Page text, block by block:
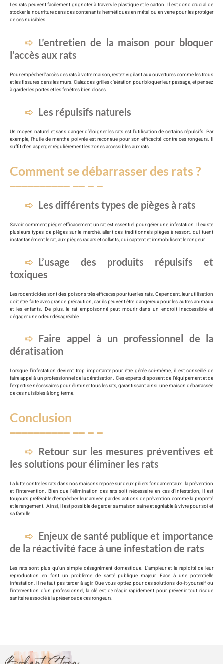
Les rats peuvent facilement grignoter à travers le plastique et le carton. Il est donc crucial de
stocker la nourriture dans des contenants hermétiques en métal ou en verre pour les protéger
de ces nuisibles.
L’entretien de la maison pour bloquer
l’accès aux rats
Pour empêcher l’accès des rats à votre maison, restez vigilant aux ouvertures comme les trous
et les fissures dans les murs. Calez des grilles d’aération pour bloquer leur passage, et pensez
à garder les portes et les fenêtres bien closes.
Les répulsifs naturels
Un moyen naturel et sans danger d’éloigner les rats est l’utilisation de certains répulsifs. Par
exemple, l’huile de menthe poivrée est reconnue pour son efficacité contre ces rongeurs. Il
suffit d’en asperger régulièrement les zones accessibles aux rats.
Comment se débarrasser des rats ?
Les différents types de pièges à rats
Savoir comment piéger efficacement un rat est essentiel pour gérer une infestation. Il existe
plusieurs types de pièges sur le marché, allant des traditionnels pièges à ressort, qui tuent
instantanément le rat, aux pièges radars et collants, qui captent et immobilisent le rongeur.
L’usage des produits répulsifs et
toxiques
Les rodenticides sont des poisons très efficaces pour tuer les rats. Cependant, leur utilisation
doit être faite avec grande précaution, car ils peuvent être dangereux pour les autres animaux
et les enfants. De plus, le rat empoisonné peut mourir dans un endroit inaccessible et
dégager une odeur désagréable.
Faire appel à un professionnel de la
dératisation
Lorsque l’infestation devient trop importante pour être gérée soi-même, il est conseillé de
faire appel à un professionnel de la dératisation. Ces experts disposent de l’équipement et de
l’expertise nécessaires pour éliminer tous les rats, garantissant ainsi une maison débarrassée
de ces nuisibles à long terme.
Conclusion
Retour sur les mesures préventives et
les solutions pour éliminer les rats
La lutte contre les rats dans nos maisons repose sur deux piliers fondamentaux : la prévention
et l’intervention. Bien que l’élimination des rats soit nécessaire en cas d’infestation, il est
toujours préférable d’empêcher leur arrivée par des actions de prévention comme la propreté
et le rangement. Ainsi, il est possible de garder sa maison saine et agréable à vivre pour soi et
sa famille.
Enjeux de santé publique et importance
de la réactivité face à une infestation de rats
Les rats sont plus qu’un simple désagrément domestique. L’ampleur et la rapidité de leur
reproduction en font un problème de santé publique majeur. Face à une potentielle
infestation, il ne faut pas tarder à agir. Que vous optiez pour des solutions do-it-yourself ou
l’intervention d’un professionnel, la clé est de réagir rapidement pour prévenir tout risque
sanitaire associé à la présence de ces rongeurs.